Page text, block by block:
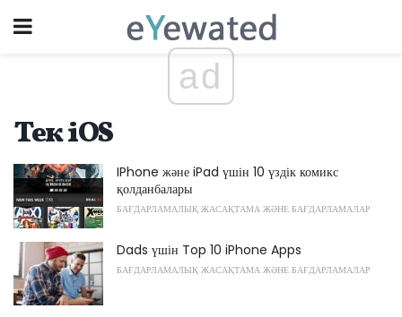
ad
Тек iOS
IPhone және iPad үшін 10 үздік комикс
қолданбалары
БАҒДАРЛАМАЛЫҚ ЖАСАҚТАМА ЖӘНЕ БАҒДАРЛАМАЛАР
Dads үшін Top 10 iPhone Apps
БАҒДАРЛАМАЛЫҚ ЖАСАҚТАМА ЖӘНЕ БАҒДАРЛАМАЛАР